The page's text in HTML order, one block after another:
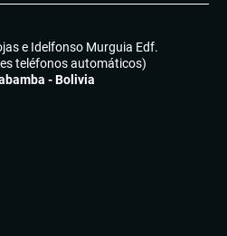
e Idelfonso Murguia Edf.
teléfonos automáticos)
- Bolivia